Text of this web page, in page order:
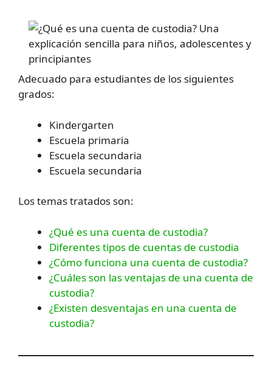
Adecuado para estudiantes de los siguientes
grados:
Kindergarten
Escuela primaria
Escuela secundaria
Escuela secundaria
Los temas tratados son:
¿Qué es una cuenta de custodia?
Diferentes tipos de cuentas de custodia
¿Cómo funciona una cuenta de custodia?
¿Cuáles son las ventajas de una cuenta de
custodia?
¿Existen desventajas en una cuenta de
custodia?